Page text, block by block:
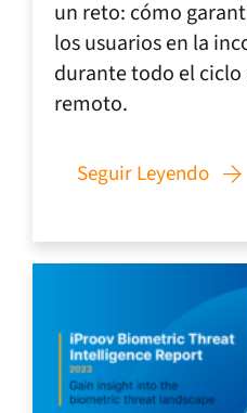
un reto: cómo
los usuarios en la
durante todo el
remoto.
Seguir Leyendo